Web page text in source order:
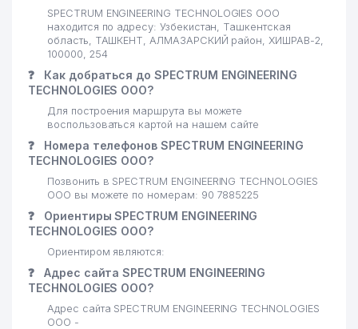
SPECTRUM ENGINEERING TECHNOLOGIES ООО
находится по адресу: Узбекистан, Ташкентская
область, ТАШКЕНТ, АЛМАЗАРСКИЙ район, ХИШРАВ-2,
100000, 254
❓
Как добраться до SPECTRUM ENGINEERING
TECHNOLOGIES ООО?
Для построения маршрута вы можете
воспользоваться картой на нашем сайте
❓
Номера телефонов SPECTRUM ENGINEERING
TECHNOLOGIES ООО?
Позвонить в SPECTRUM ENGINEERING TECHNOLOGIES
ООО вы можете по номерам: 90 7885225
❓
Ориентиры SPECTRUM ENGINEERING
TECHNOLOGIES ООО?
Ориентиром являются:
❓
Адрес сайта SPECTRUM ENGINEERING
TECHNOLOGIES ООО?
Адрес сайта SPECTRUM ENGINEERING TECHNOLOGIES
ООО -